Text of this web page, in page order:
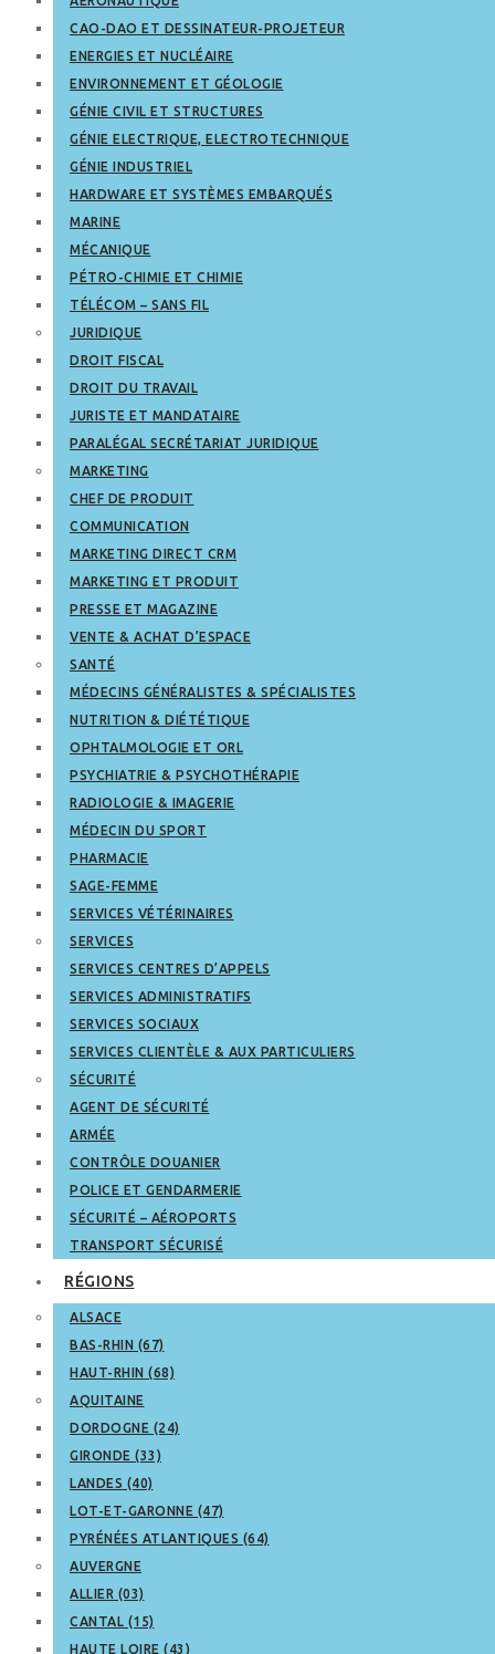
CAO-DAO ET DESSINATEUR-PROJETEUR
ENERGIES ET NUCLÉAIRE
ENVIRONNEMENT ET GÉOLOGIE
GÉNIE CIVIL ET STRUCTURES
GÉNIE ELECTRIQUE, ELECTROTECHNIQUE
GÉNIE INDUSTRIEL
HARDWARE ET SYSTÈMES EMBARQUÉS
MARINE
MÉCANIQUE
PÉTRO-CHIMIE ET CHIMIE
TÉLÉCOM – SANS FIL
JURIDIQUE
DROIT FISCAL
DROIT DU TRAVAIL
JURISTE ET MANDATAIRE
PARALÉGAL SECRÉTARIAT JURIDIQUE
MARKETING
CHEF DE PRODUIT
COMMUNICATION
MARKETING DIRECT CRM
MARKETING ET PRODUIT
PRESSE ET MAGAZINE
VENTE & ACHAT D’ESPACE
SANTÉ
MÉDECINS GÉNÉRALISTES & SPÉCIALISTES
NUTRITION & DIÉTÉTIQUE
OPHTALMOLOGIE ET ORL
PSYCHIATRIE & PSYCHOTHÉRAPIE
RADIOLOGIE & IMAGERIE
MÉDECIN DU SPORT
PHARMACIE
SAGE-FEMME
SERVICES VÉTÉRINAIRES
SERVICES
SERVICES CENTRES D’APPELS
SERVICES ADMINISTRATIFS
SERVICES SOCIAUX
SERVICES CLIENTÈLE & AUX PARTICULIERS
SÉCURITÉ
AGENT DE SÉCURITÉ
ARMÉE
CONTRÔLE DOUANIER
POLICE ET GENDARMERIE
SÉCURITÉ – AÉROPORTS
TRANSPORT SÉCURISÉ
RÉGIONS
ALSACE
BAS-RHIN (67)
HAUT-RHIN (68)
AQUITAINE
DORDOGNE (24)
GIRONDE (33)
LANDES (40)
LOT-ET-GARONNE (47)
PYRÉNÉES ATLANTIQUES (64)
AUVERGNE
ALLIER (03)
CANTAL (15)
HAUTE LOIRE (43)